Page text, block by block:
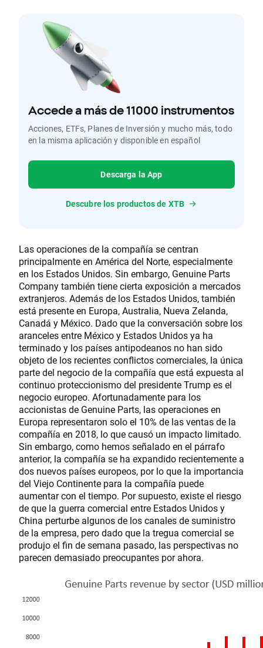
Accede a más de 11000 instrumentos
Acciones, ETFs, Planes de Inversión y mucho más, todo
en la misma aplicación y disponible en español
Descarga la App
Descubre los productos de XTB
Las operaciones de la compañía se centran
principalmente en América del Norte, especialmente
en los Estados Unidos. Sin embargo, Genuine Parts
Company también tiene cierta exposición a mercados
extranjeros. Además de los Estados Unidos, también
está presente en Europa, Australia, Nueva Zelanda,
Canadá y México. Dado que la conversación sobre los
aranceles entre México y Estados Unidos ya ha
terminado y los países antipodeanos no han sido
objeto de los recientes conflictos comerciales, la única
parte del negocio de la compañía que está expuesta al
continuo proteccionismo del presidente Trump es el
negocio europeo. Afortunadamente para los
accionistas de Genuine Parts, las operaciones en
Europa representaron solo el 10% de las ventas de la
compañía en 2018, lo que causó un impacto limitado.
Sin embargo, como hemos señalado en el párrafo
anterior, la compañía se ha expandido recientemente a
dos nuevos países europeos, por lo que la importancia
del Viejo Continente para la compañía puede
aumentar con el tiempo. Por supuesto, existe el riesgo
de que la guerra comercial entre Estados Unidos y
China perturbe algunos de los canales de suministro
de la empresa, pero dado que la tregua comercial se
produjo el fin de semana pasado, las perspectivas no
parecen demasiado preocupantes por ahora.